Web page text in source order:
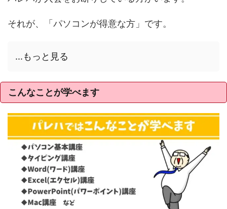
それが、「パソコンが得意な方」です。
...もっと見る
こんなことが学べます